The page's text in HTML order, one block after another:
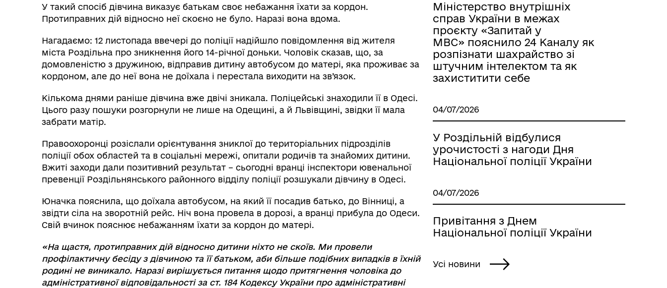
Графіки прийому громадян
Колегіальні органи (ради,
робочі групи, комісії)
технічний захист інформації
Радіаційний фон
ветеранам та їхнім родинам
Електронна черга в ТЦК
У такий спосіб дівчина виказує батькам своє небажання їхати за кордон.
Протиправних дій відносно неї скоєно не було. Наразі вона вдома.
Нагадаємо: 12 листопада ввечері до поліції надійшло повідомлення від жителя
міста Роздільна про зникнення його 14-річної доньки. Чоловік сказав, що, за
домовленістю з дружиною, відправив дитину автобусом до матері, яка проживає за
кордоном, але до неї вона не доїхала і перестала виходити на зв’язок.
Кількома днями раніше дівчина вже двічі зникала. Поліцейські знаходили її в Одесі.
Цього разу пошуки розгорнули не лише на Одещині, а й Львівщині, звідки її мала
забрати матір.
Правоохоронці розіслали орієнтування зниклої до територіальних підрозділів
поліції обох областей та в соціальні мережі, опитали родичів та знайомих дитини.
Вжиті заходи дали позитивний результат – сьогодні вранці інспектори ювенальної
превенції Роздільнянського районного відділу поліції розшукали дівчину в Одесі.
Юначка пояснила, що доїхала автобусом, на який її посадив батько, до Вінниці, а
звідти сіла на зворотній рейс. Ніч вона провела в дорозі, а вранці прибула до Одеси.
Свій вчинок пояснює небажанням їхати за кордон до матері.
«На щастя, протиправних дій відносно дитини ніхто не скоїв. Ми провели
профілактичну бесіду з дівчиною та її батьком, аби більше подібних випадків в їхній
родині не виникало. Наразі вирішується питання щодо притягнення чоловіка до
адміністративної відповідальності за ст. 184 Кодексу України про адміністративні
Міністерство внутрішніх
справ України в межах
проєкту «Запитай у
МВС» пояснило 24 Каналу як
розпізнати шахрайство зі
штучним інтелектом та як
захиститити себе
04/07/2026
У Роздільній відбулися
урочистості з нагоди Дня
Національної поліції України
04/07/2026
Привітання з Днем
Національної поліції України
Усі новини